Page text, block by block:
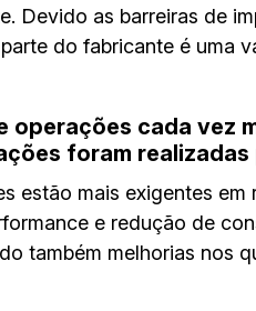
Devido as barreiras de
do fabricante é uma
operações cada vez
foram
estão mais exigentes
e redução de
também melhorias nos